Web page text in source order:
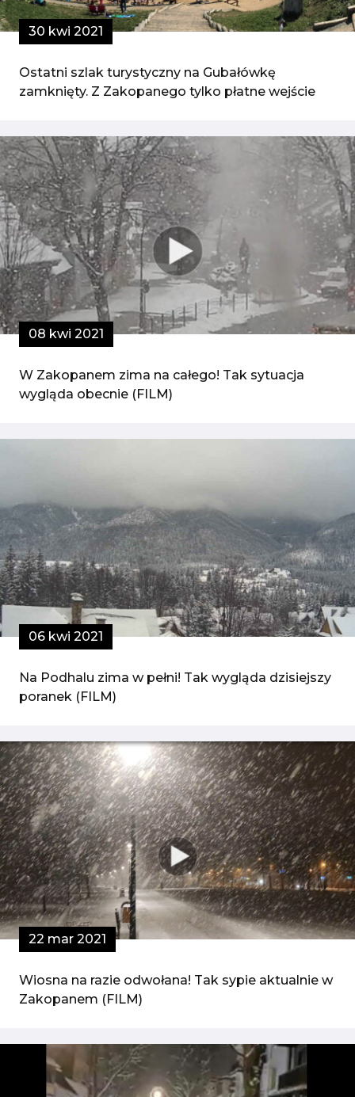
30 kwi 2021
Ostatni szlak turystyczny na Gubałówkę
zamknięty. Z Zakopanego tylko płatne wejście
08 kwi 2021
W Zakopanem zima na całego! Tak sytuacja
wygląda obecnie (FILM)
06 kwi 2021
Na Podhalu zima w pełni! Tak wygląda dzisiejszy
poranek (FILM)
22 mar 2021
Wiosna na razie odwołana! Tak sypie aktualnie w
Zakopanem (FILM)